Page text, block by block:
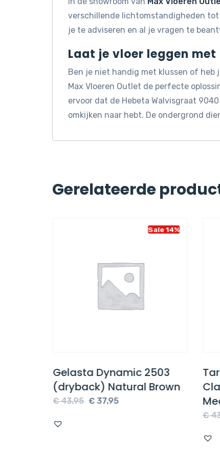
verschillende lichtomstandigheden tot
je te adviseren en al je vragen te
Laat je vloer leggen
Ben je niet handig met klussen of heb
Max Vloeren Outlet de perfecte
ervoor dat de Hebeta Walvisgraat
omkijken naar hebt. De ondergrond
Gerelateerde
Sale 14%
Gelasta Dynamic 2503
(dryback) Natural Brown
€43,95 Oorspronkelijke
€37,95Huidige
€